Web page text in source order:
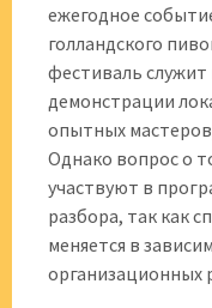
ежегодное
голландского
фестиваль
демонстрации
опытных
Однако вопрос о
участвуют в
разбора, так как
меняется в
организационных